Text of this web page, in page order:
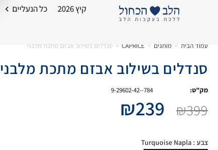
קיץ 2026 כל הנעליים
עמוד הבית > מותגים >
CAPRICE
> סנדלים בשילוב אבזם מתכת מלבני
סנדלים בשילוב אבזם מתכת מלבני
מק"ט: 9-29602-42--784
₪399
₪239
צבע : Turquoise Napla